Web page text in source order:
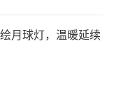
月球灯，温暖延续